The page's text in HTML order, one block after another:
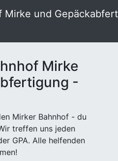
Mirke und
Mirke
-
Mirker Bahnhof - du
treffen uns jeden
GPA. Alle helfenden